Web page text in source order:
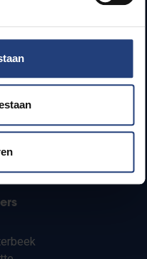
scholen